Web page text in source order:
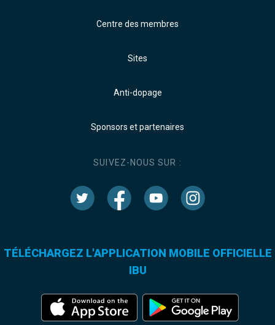
Centre des membres
Sites
Anti-dopage
Sponsors et partenaires
SUIVEZ-NOUS SUR :
TÉLÉCHARGEZ L'APPLICATION MOBILE OFFICIELLE
IBU